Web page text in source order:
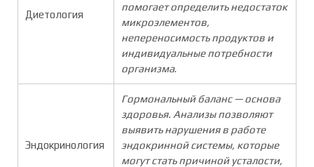
Диетология
помогает определить недостаток
микроэлементов,
непереносимость продуктов и
индивидуальные потребности
организма.
Эндокринология
Гормональный баланс — основа
здоровья. Анализы позволяют
выявить нарушения в работе
эндокринной системы, которые
могут стать причиной усталости,